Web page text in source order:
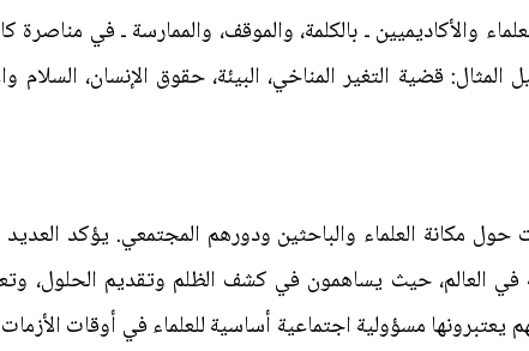
والأكاديميين ـ بالكلمة، والموقف، والممارسة ـ في مناصرة
قضية التغير المناخي، البيئة، حقوق الإنسان، السلام
حول مكانة العلماء والباحثين ودورهم المجتمعي. يؤكد
في العالم، حيث يساهمون في كشف الظلم وتقديم الحلول،
يعتبرونها مسؤولية اجتماعية أساسية للعلماء في أوقات